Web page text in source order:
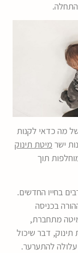
מה כדאי לקנות
ישר מיטת תינוק
תוך
בחייו החדשים.
בכניסה
מתחברת,
דבר שיכול
להתערער.